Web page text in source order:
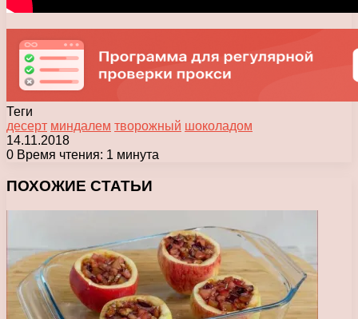
Теги
десерт миндалем творожный шоколадом
14.11.2018
0 Время чтения: 1 минута
ПОХОЖИЕ СТАТЬИ